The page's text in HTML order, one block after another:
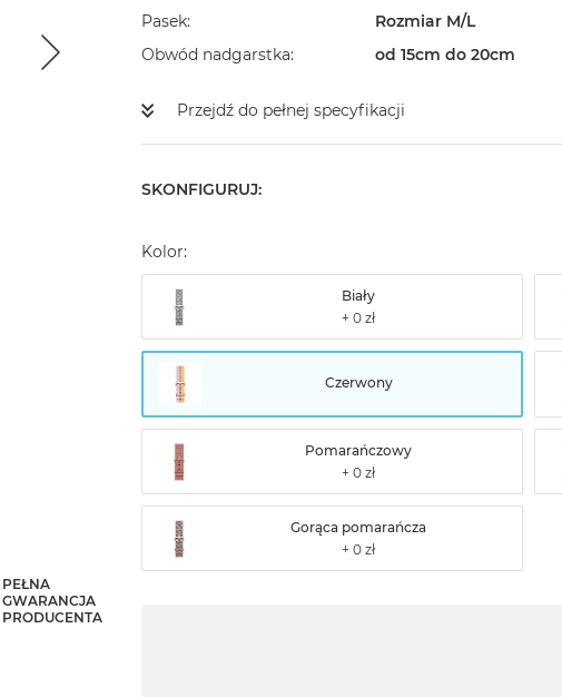
Pasek
Rozmiar M/L
Obwód nadgarstka
od 15cm do 20cm
Przejdź do pełnej specyfikacji
SKONFIGURUJ:
Kolor:
Biały
Czerwony
Pomarańczowy
Gorąca pomarańcza
PEŁNA
GWARANCJA
PRODUCENTA